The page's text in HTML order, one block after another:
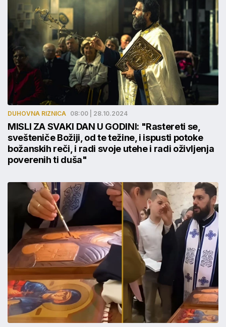
DUHOVNA RIZNICA 08:00 | 28.10.2024
MISLI ZA SVAKI DAN U GODINI: "Rastereti se,
svešteniče Božiji, od te težine, i ispusti potoke
božanskih reči, i radi svoje utehe i radi oživljenja
poverenih ti duša"